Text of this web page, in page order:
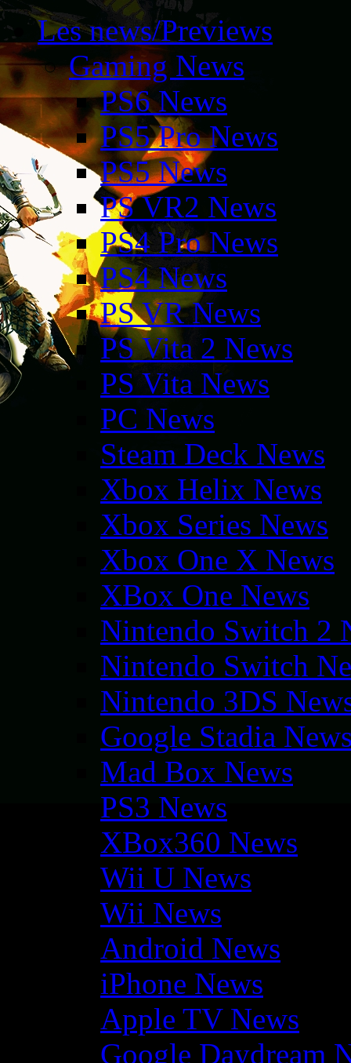
Les news/Previews
Gaming News
PS6 News
PS5 Pro News
PS5 News
PS VR2 News
PS4 Pro News
PS4 News
PS VR News
PS Vita 2 News
PS Vita News
PC News
Steam Deck News
Xbox Helix News
Xbox Series News
Xbox One X News
XBox One News
Nintendo Switch 2
Nintendo Switch
Nintendo 3DS
Google Stadia
Mad Box News
PS3 News
XBox360 News
Wii U News
Wii News
Android News
iPhone News
Apple TV News
Google Daydream